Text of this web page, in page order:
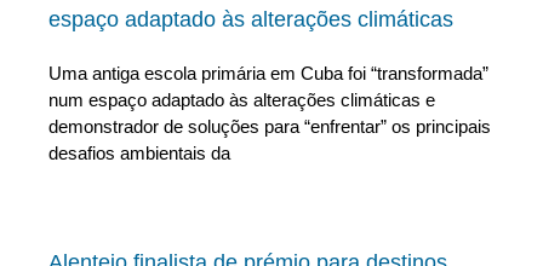
espaço adaptado às alterações climáticas
Uma antiga escola primária em Cuba foi “transformada”
num espaço adaptado às alterações climáticas e
demonstrador de soluções para “enfrentar” os principais
desafios ambientais da